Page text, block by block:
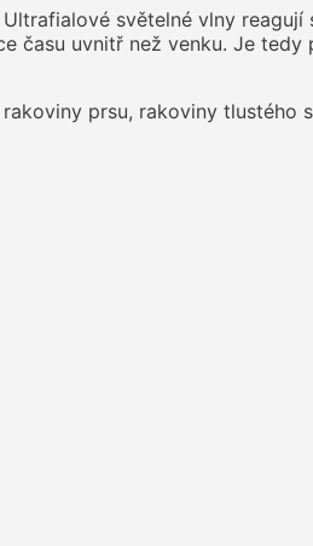
světelné vlny
času uvnitř než venku. Je
prsu, rakoviny tlustého